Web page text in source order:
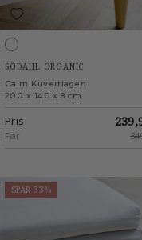
Offwhite
SÖDAHL ORGANIC
Calm Kuvertlagen
200 x 140 x 8 cm
Pris
Før
SPAR 33%